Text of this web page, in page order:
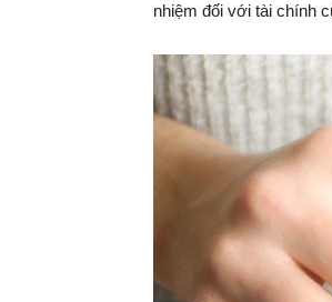
nhiệm đối với tài chính